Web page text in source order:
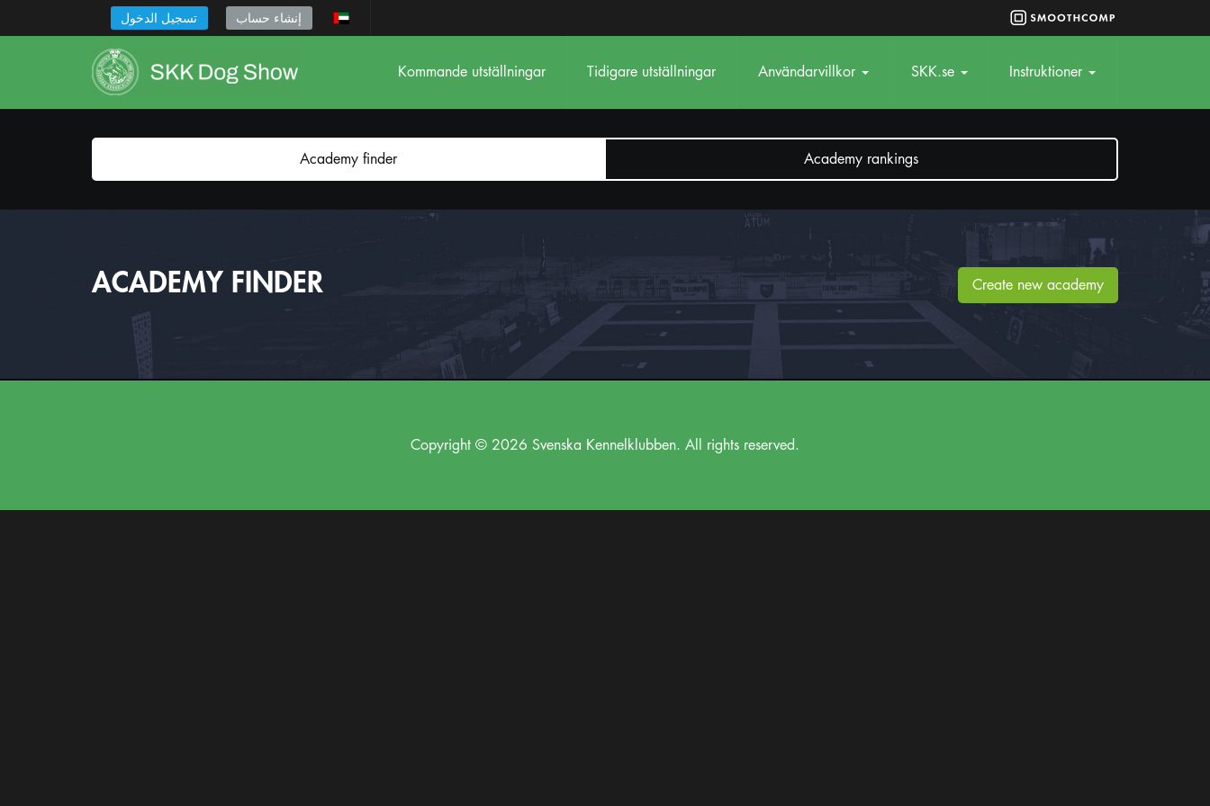
تسجيل الدخول ‎إنشاء حساب
Kommande utställningar Tidigare utställningar Användarvillkor SKK.se Instruktioner
Academy finder Academy rankings
ACADEMY FINDER Create new academy
Copyright © 2026 Svenska Kennelklubben. All rights reserved.